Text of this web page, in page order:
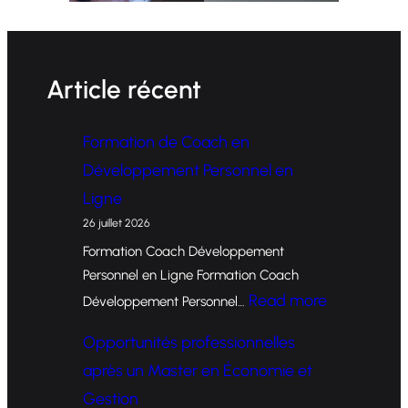
Article récent
Formation de Coach en
Développement Personnel en
Ligne
26 juillet 2026
Formation Coach Développement
Personnel en Ligne Formation Coach
Développement Personnel… Read more:
Opportunités professionnelles
après un Master en Économie et
Gestion